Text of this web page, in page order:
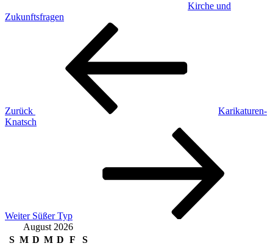
Kirche und
Zukunftsfragen
Beitragsnavigation
Zurück
Karikaturen-
Knatsch
Weiter Süßer Typ
August 2026
S M D M D F
S